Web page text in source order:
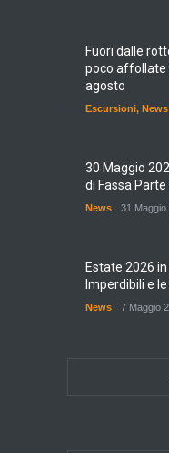
Fuori dalle
poco affollate
agosto
Escursioni, News
30 Maggio
di Fassa
News 31 Maggio
Estate 2026 in
Imperdibili e
News 7 Maggio